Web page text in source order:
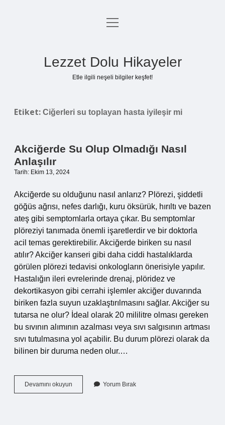
Anasayfa
menüyü
Lezzet Dolu Hikayeler
Etle ilgili neşeli bilgiler keşfet!
Etiket: Ciğerleri su toplayan hasta iyileşir mi
Akciğerde Su Olup Olmadığı Nasıl
Anlaşılır
Tarih: Ekim 13, 2024
Akciğerde su olduğunu nasıl anlarız? Plörezi, şiddetli
göğüs ağrısı, nefes darlığı, kuru öksürük, hırıltı ve bazen
ateş gibi semptomlarla ortaya çıkar. Bu semptomlar
plöreziyi tanımada önemli işaretlerdir ve bir doktorla
acil temas gerektirebilir. Akciğerde biriken su nasıl
atılır? Akciğer kanseri gibi daha ciddi hastalıklarda
görülen plörezi tedavisi onkologların önerisiyle yapılır.
Hastalığın ileri evrelerinde drenaj, plöridez ve
dekortikasyon gibi cerrahi işlemler akciğer duvarında
biriken fazla suyun uzaklaştırılmasını sağlar. Akciğer su
tutarsa ne olur? İdeal olarak 20 mililitre olması gereken
bu sıvının alımının azalması veya sıvı salgısının artması
sıvı tutulmasına yol açabilir. Bu durum plörezi olarak da
bilinen bir duruma neden olur.…
Devamını okuyun Akciğerde
Su
Yorum Bırak